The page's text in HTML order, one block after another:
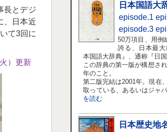
長とデジ
、日本近
て3回に
）更新
日本国語大
episode.1
episode.3
50万項目、用例
誇る、日本最
本国語大辞典』、通称『日国
この辞典の第一版が構想さ
年のこと。
第二版完結は2001年。現在
取っている、あるいはジ
を読む
日本歴史地